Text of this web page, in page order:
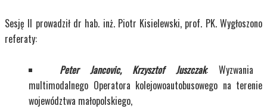
Sesję II prowadził dr hab. inż. Piotr Kisielewski, prof. PK. Wygłoszono
referaty:
Peter Jancovic, Krzysztof Juszczak: Wyzwania
multimodalnego Operatora kolejowoautobusowego na terenie
województwa małopolskiego,